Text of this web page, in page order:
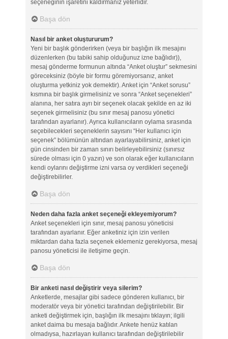
seçeneğinin işaretini kaldırmanız yeterlidir.
Başa dön
Nasıl bir anket oluştururum?
Yeni bir başlık gönderirken (veya bir başlığın ilk mesajını
düzenlerken (bu tabiki sahip olduğunuz izne bağlıdır)),
mesaj gönderme formunun altında “Anket oluştur” sekmesini
göreceksiniz (böyle bir formu göremiyorsanız, anket
oluşturma yetkiniz yok demektir). Anket için “Anket sorusu”
kısmına bir başlık girmelisiniz ve sonra “Anket seçenekleri”
alanına, her satıra ayrı bir seçenek olacak şekilde en az iki
seçenek girmelisiniz (bu sınır mesaj panosu yönetici
tarafından ayarlanır). Ayrıca kullanıcıların oylama sırasında
seçebilecekleri seçeneklerin sayısını “Her kullanıcı için
seçenek” bölümünün altından ayarlayabilirsiniz, anket için
gün cinsinden bir zaman sınırı belirleyebilirsiniz (sınırsız
sürede olması için 0 yazın) ve son olarak eğer kullanıcıların
kendi oylarını değiştirme izni varsa oy verdikleri seçeneği
değiştirebilirler.
Başa dön
Neden daha fazla anket seçeneği ekleyemiyorum?
Anket seçenekleri için sınır, mesaj panosu yöneticisi
tarafından ayarlanır. Eğer anketiniz için izin verilen
miktardan daha fazla seçenek eklemeniz gerekiyorsa, mesaj
panosu yöneticisi ile iletişime geçin.
Başa dön
Bir anketi nasıl değiştirir veya silerim?
Anketlerde, mesajlar gibi sadece gönderen kullanıcı, bir
moderatör veya bir yönetici tarafından değiştirilebilir. Bir
anketi değiştirmek için, başlığın ilk mesajını tıklayın; ilgili
anket daima bu mesaja bağlıdır. Ankete henüz katılan
olmadıysa, hazırlayan kullanıcı tarafından değiştirilebilir